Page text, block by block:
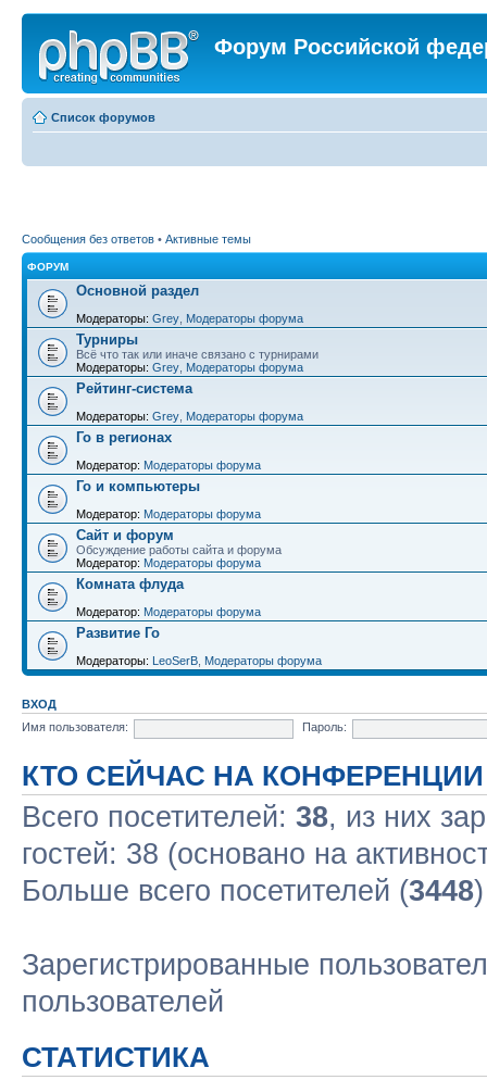
Форум Российской
Список форумов
Сообщения без ответов • Активные темы
ФОРУМ
Основной раздел
Модераторы: Grey Модераторы форума
Турниры
Всё что так или иначе связано с турнирами
Модераторы: Grey Модераторы форума
Рейтинг-система
Модераторы: Grey Модераторы форума
Го в регионах
Модератор: Модераторы форума
Го и компьютеры
Модератор: Модераторы форума
Сайт и форум
Обсуждение работы сайта и форума
Модератор: Модераторы форума
Комната флуда
Модератор: Модераторы форума
Развитие Го
Модераторы: LeoSerB Модераторы форума
ВХОД
Имя пользователя:
Пароль:
КТО СЕЙЧАС НА КОНФЕРЕНЦИИ
Всего посетителей: 38, из них
гостей: 38 (основано на
Больше всего посетителей (3448
Зарегистрированные
пользователей
СТАТИСТИКА